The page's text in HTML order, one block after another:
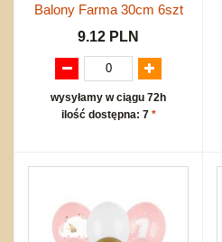
Balony Farma 30cm 6szt
9.12 PLN
wysyłamy w ciągu 72h
ilość dostępna: 7 *